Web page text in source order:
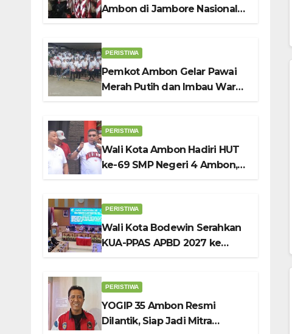
Ambon di Jambore Nasional
PERISTIWA
Pemkot Ambon Gelar Pawai
Merah Putih dan Imbau Warga
PERISTIWA
Wali Kota Ambon Hadiri HUT
ke-69 SMP Negeri 4 Ambon,
PERISTIWA
Wali Kota Bodewin Serahkan
KUA-PPAS APBD 2027 ke
PERISTIWA
YOGIP 35 Ambon Resmi
Dilantik, Siap Jadi Mitra